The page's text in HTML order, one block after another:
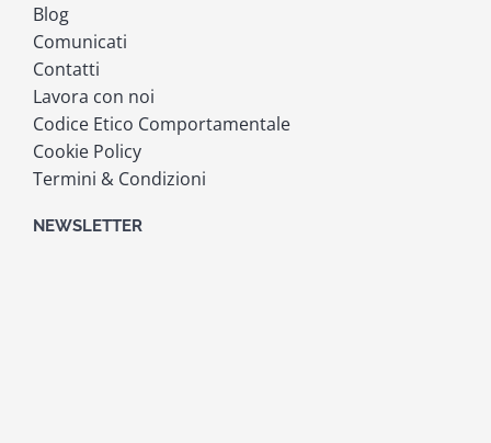
Blog
Comunicati
Contatti
Lavora con noi
Codice Etico Comportamentale
Cookie Policy
Termini & Condizioni
NEWSLETTER